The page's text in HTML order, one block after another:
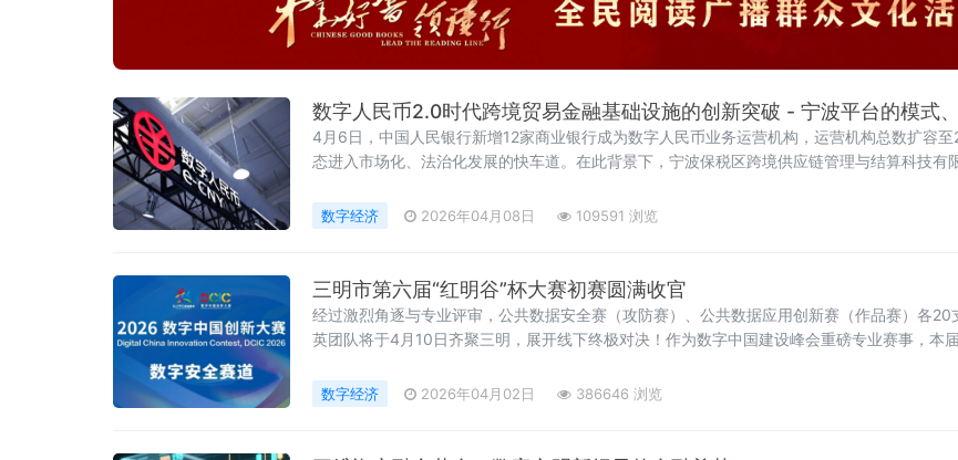
数字人民币2.0时代跨境贸易金融基础设施的创新突破 - 宁波平台的模式
4月6日，中国人民银行新增12家商业银行成为数字人民币业务运营机构，运营机构总数扩容
态进入市场化、法治化发展的快车道。在此背景下，宁波保税区跨境供应链管理与结算科技有
算科技”模式为核心，构建了e-CNY支付
数字经济 2026年04月08日 109591 浏览
三明市第六届“红明谷”杯大赛初赛圆满收官
经过激烈角逐与专业评审，公共数据安全赛（攻防赛）、公共数据应用创新赛（作品赛）各
英团队将于4月10日齐聚三明，展开线下终极对决！作为数字中国建设峰会重磅专业赛事，本
数字经济 2026年04月02日 386646 浏览